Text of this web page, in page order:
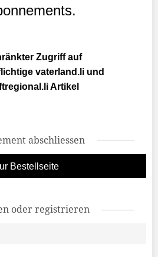
Zugriff auf
vaterland.li und
Artikel
abschliessen
Bestellseite
oder registrieren